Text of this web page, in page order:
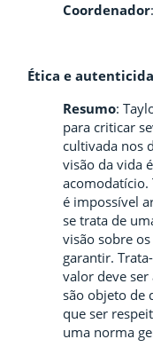
Coordenador
Ética e
Resumo:
para criticar
cultivada nos
visão da vida
acomodatício.
é impossível
se trata de
visão sobre
garantir.
valor deve ser
são objeto de
que ser
uma norma